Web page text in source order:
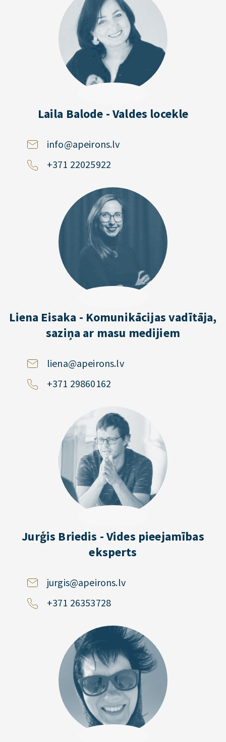
Laila Balode - Valdes locekle
info@apeirons.lv
+371 22025922
Liena Eisaka - Komunikācijas vadītāja,
saziņa ar masu medijiem
liena@apeirons.lv
+371 29860162
Jurģis Briedis - Vides pieejamības
eksperts
jurgis@apeirons.lv
+371 26353728